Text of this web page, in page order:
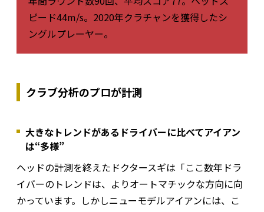
ピード44m/s。2020年クラチャンを獲得したシ
ングルプレーヤー。
クラブ分析のプロが計測
大きなトレンドがあるドライバーに比べてアイアン
は“多様”
ヘッドの計測を終えたドクタースギは「ここ数年ドラ
イバーのトレンドは、よりオートマチックな方向に向
かっています。しかしニューモデルアイアンには、こ